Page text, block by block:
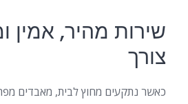
שירות מהיר, אמין
צורך
כאשר נתקעים מחוץ לבית, מאבדים